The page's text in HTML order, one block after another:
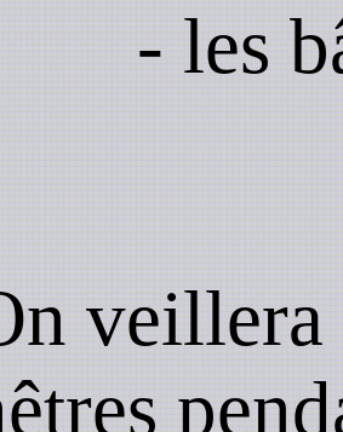
- les
veillera